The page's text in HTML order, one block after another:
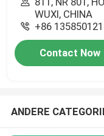
WUXI, CHINA
+86
Contact Now
ANDERE